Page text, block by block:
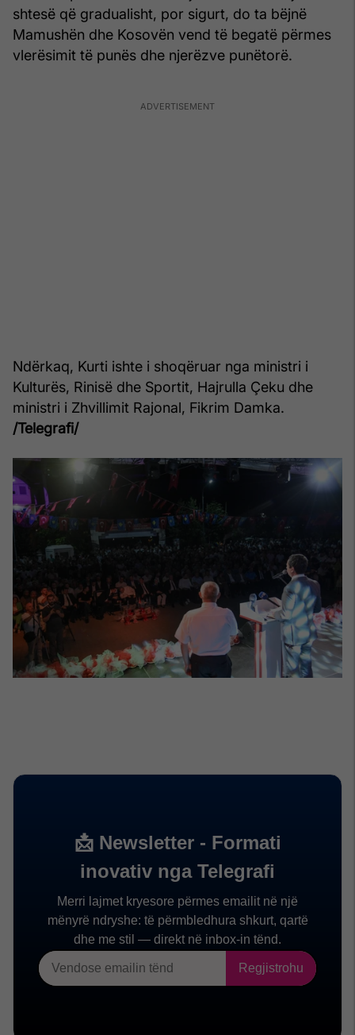
shtesë që gradualisht, por sigurt, do ta bëjnë
Mamushën dhe Kosovën vend të begatë përmes
vlerësimit të punës dhe njerëzve punëtorë.
Ndërkaq, Kurti ishte i shoqëruar nga ministri i
Kulturës, Rinisë dhe Sportit, Hajrulla Çeku dhe
ministri i Zhvillimit Rajonal, Fikrim Damka.
/Telegrafi/